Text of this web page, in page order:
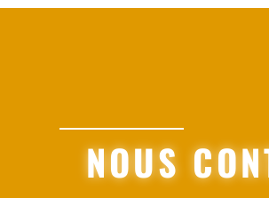
NOUS